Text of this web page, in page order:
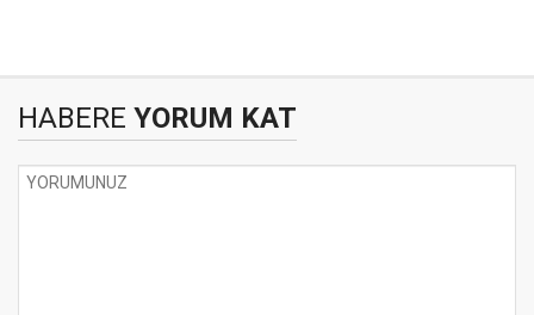
HABERE YORUM KAT